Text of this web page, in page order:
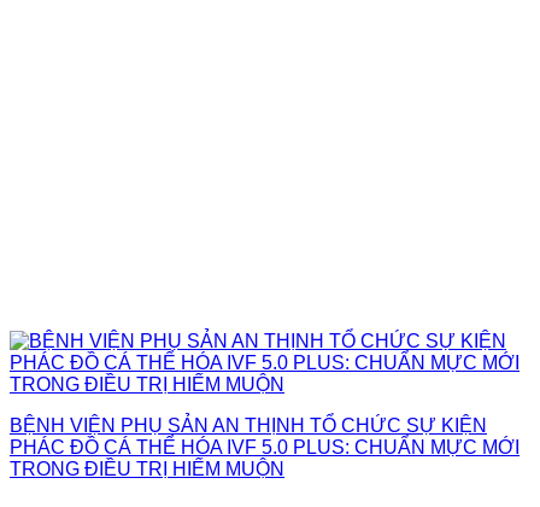
BỆNH VIỆN PHỤ SẢN AN THỊNH TỔ CHỨC SỰ KIỆN
PHÁC ĐỒ CÁ THỂ HÓA IVF 5.0 PLUS: CHUẨN MỰC MỚI
TRONG ĐIỀU TRỊ HIẾM MUỘN